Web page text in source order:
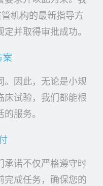
机构的最新指导方
并取得审批成功。
案
。因此，无论是小规
床试验，我们都能根
服务。
承诺不仅严格遵守时
完成任务，确保您的